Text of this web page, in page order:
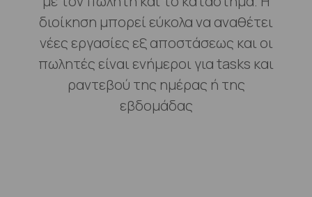
διοίκηση μπορεί εύκολα να αναθέτει
νέες εργασίες εξ αποστάσεως και οι
πωλητές είναι ενήμεροι για tasks και
ραντεβού της ημέρας ή της
εβδομάδας